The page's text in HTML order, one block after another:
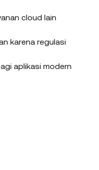
cloud lain
karena regulasi
aplikasi modern